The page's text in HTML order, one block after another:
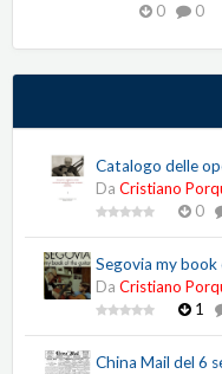
0
0
Catalogo delle
Da Cristiano
0
Segovia my
Da Cristiano
1
China Mail del 6